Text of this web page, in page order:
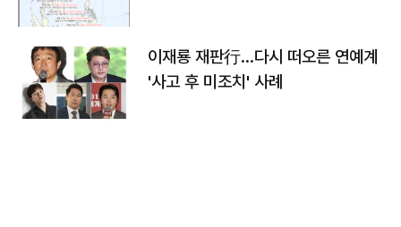
이재룡 재판行…다시 떠오른 연예계
'사고 후 미조치' 사례